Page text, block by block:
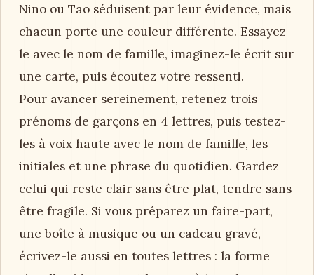
Nino ou Tao séduisent par leur évidence, mais
chacun porte une couleur différente. Essayez-
le avec le nom de famille, imaginez-le écrit sur
une carte, puis écoutez votre ressenti.
Pour avancer sereinement, retenez trois
prénoms de garçons en 4 lettres, puis testez-
les à voix haute avec le nom de famille, les
initiales et une phrase du quotidien. Gardez
celui qui reste clair sans être plat, tendre sans
être fragile. Si vous préparez un faire-part,
une boîte à musique ou un cadeau gravé,
écrivez-le aussi en toutes lettres : la forme